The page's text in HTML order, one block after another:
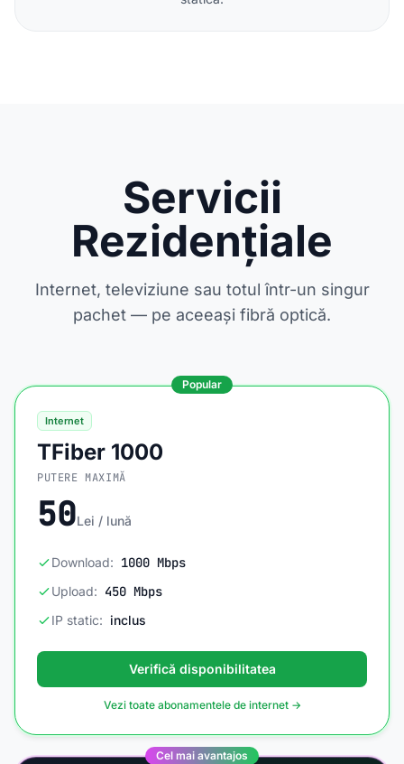
Servicii
Rezidențiale
Internet, televiziune sau totul într-un singur
pachet — pe aceeași fibră optică.
Popular
Internet
TFiber 1000
PUTERE MAXIMĂ
50Lei / lună
Download: 1000 Mbps
Upload: 450 Mbps
IP static: inclus
Verifică disponibilitatea
Vezi toate abonamentele de internet →
Cel mai avantajos